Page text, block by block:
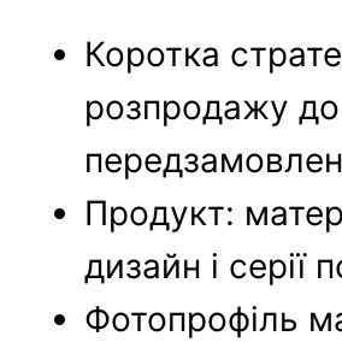
Коротка
розпродажу до
Продукт:
дизайн і серії
Фотопрофіль